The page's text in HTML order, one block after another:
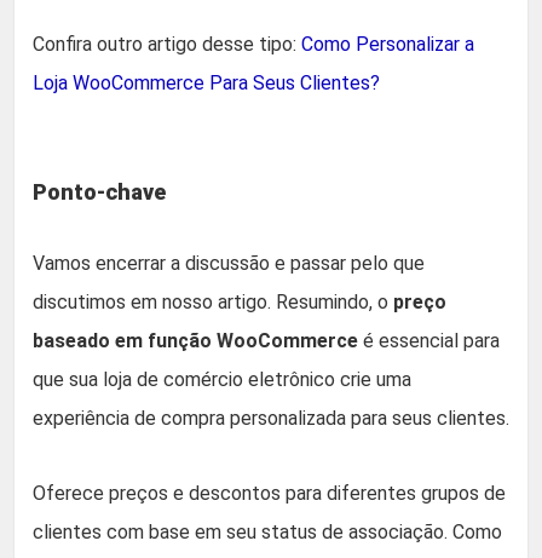
Confira outro artigo desse tipo: Como Personalizar a
Loja WooCommerce Para Seus Clientes?
Ponto-chave
Vamos encerrar a discussão e passar pelo que
discutimos em nosso artigo. Resumindo, o preço
baseado em função WooCommerce é essencial para
que sua loja de comércio eletrônico crie uma
experiência de compra personalizada para seus clientes.
Oferece preços e descontos para diferentes grupos de
clientes com base em seu status de associação. Como